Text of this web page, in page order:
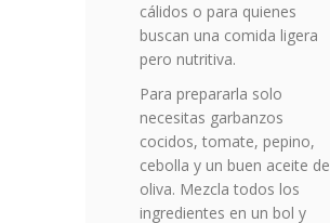
cálidos o para quienes
buscan una comida ligera
pero nutritiva.
Para prepararla solo
necesitas garbanzos
cocidos, tomate, pepino,
cebolla y un buen aceite de
oliva. Mezcla todos los
ingredientes en un bol y